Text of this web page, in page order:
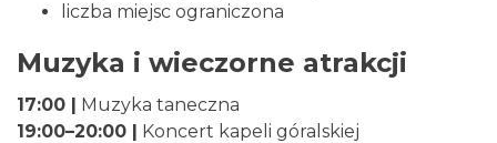
korowód, m.in.: Estrada Reg. „Równica” &
„Norbi”
Brenna
6.31 km
liczba miejsc ograniczona
Muzyka i wieczorne atrakcji
17:00 | Muzyka taneczna
19:00–20:00 | Koncert kapeli góralskiej